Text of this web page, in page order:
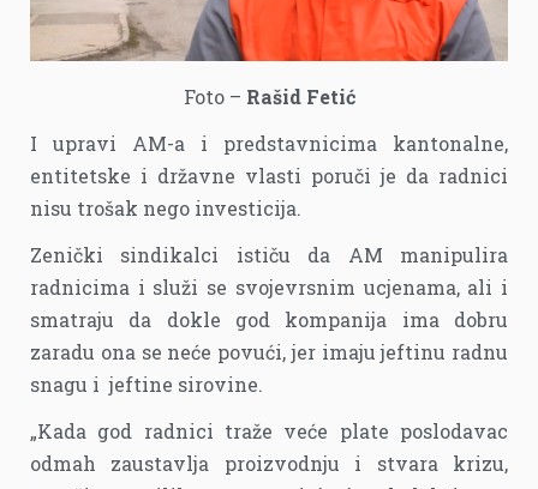
Foto – Rašid Fetić
I upravi AM-a i predstavnicima kantonalne,
entitetske i državne vlasti poruči je da radnici
nisu trošak nego investicija.
Zenički sindikalci ističu da AM manipulira
radnicima i služi se svojevrsnim ucjenama, ali i
smatraju da dokle god kompanija ima dobru
zaradu ona se neće povući, jer imaju jeftinu radnu
snagu i jeftine sirovine.
„Kada god radnici traže veće plate poslodavac
odmah zaustavlja proizvodnju i stvara krizu,